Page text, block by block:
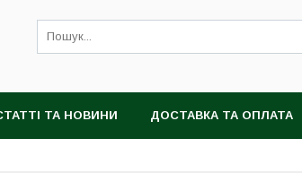
ТА НОВИНИ ДОСТАВКА ТА ОПЛАТА